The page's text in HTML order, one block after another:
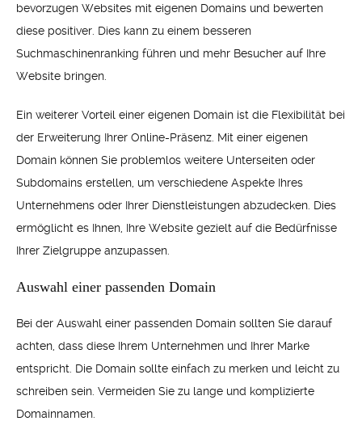
bevorzugen Websites mit eigenen Domains und bewerten
diese positiver. Dies kann zu einem besseren
Suchmaschinenranking führen und mehr Besucher auf Ihre
Website bringen.
Ein weiterer Vorteil einer eigenen Domain ist die Flexibilität bei
der Erweiterung Ihrer Online-Präsenz. Mit einer eigenen
Domain können Sie problemlos weitere Unterseiten oder
Subdomains erstellen, um verschiedene Aspekte Ihres
Unternehmens oder Ihrer Dienstleistungen abzudecken. Dies
ermöglicht es Ihnen, Ihre Website gezielt auf die Bedürfnisse
Ihrer Zielgruppe anzupassen.
Auswahl einer passenden Domain
Bei der Auswahl einer passenden Domain sollten Sie darauf
achten, dass diese Ihrem Unternehmen und Ihrer Marke
entspricht. Die Domain sollte einfach zu merken und leicht zu
schreiben sein. Vermeiden Sie zu lange und komplizierte
Domainnamen.